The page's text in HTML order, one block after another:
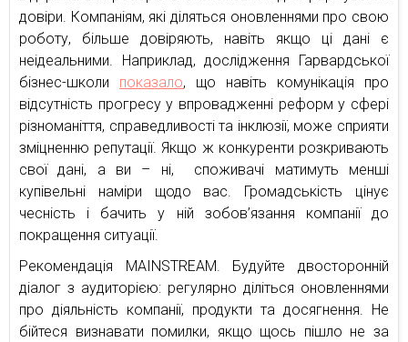
довіри. Компаніям, які діляться оновленнями про свою
роботу, більше довіряють, навіть якщо ці дані є
неідеальними. Наприклад, дослідження Гарвардської
бізнес-школи показало, що навіть комунікація про
відсутність прогресу у впровадженні реформ у сфері
різноманіття, справедливості та інклюзії, може сприяти
зміцненню репутації. Якщо ж конкуренти розкривають
свої дані, а ви – ні, споживачі матимуть менші
купівельні наміри щодо вас. Громадськість цінує
чесність і бачить у ній зобов’язання компанії до
покращення ситуації.
Рекомендація MAINSTREAM. Будуйте двосторонній
діалог з аудиторією: регулярно діліться оновленнями
про діяльність компанії, продукти та досягнення. Не
бійтеся визнавати помилки, якщо щось пішло не за